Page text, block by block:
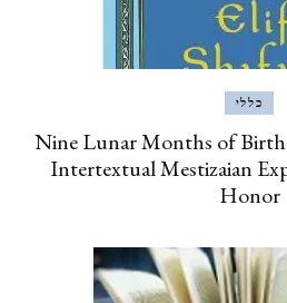
כללי
Nine Lunar Months of Birth
Intertextual Mestizaian
Honor